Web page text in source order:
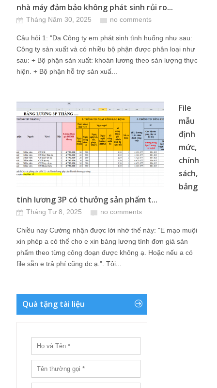
nhà máy đảm bảo không phát sinh rủi ro...
Tháng Năm 30, 2025 no comments
Câu hỏi 1: "Dạ Công ty em phát sinh tình huống như sau:
Công ty sản xuất và có nhiều bộ phận được phân loại như
sau: + Bộ phận sản xuất: khoán lương theo sản lượng thực
hiện. + Bộ phận hỗ trợ sản xuấ...
File
mẫu
định
mức,
chính
sách,
bảng
tính lương 3P có thưởng sản phẩm t...
Tháng Tư 8, 2025 no comments
Chiều nay Cường nhận được lời nhờ thế này: "E mạo muội
xin phép a có thể cho e xin bảng lương tính đơn giá sản
phẩm theo từng công đoạn được không ạ. Hoặc nếu a có
file sẵn e trả phí cũng đc ạ.". Tôi...
Quà tặng tài liệu